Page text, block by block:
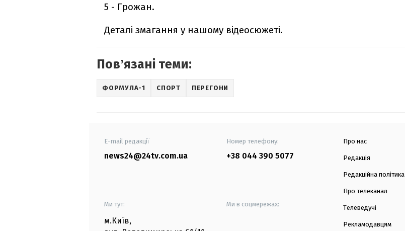
5 - Грожан.
Деталі змагання у нашому відеосюжеті.
Повʼязані теми:
ФОРМУЛА-1 СПОРТ ПЕРЕГОНИ
E-mail редакції
news24@24tv.com.ua
Номер телефону:
+38 044 390 5077
Ми тут:
м.Київ,
Ми в соцмережах:
Про нас
Редакція
Редакційна політика
Про телеканал
Телеведучі
Рекламодавцям